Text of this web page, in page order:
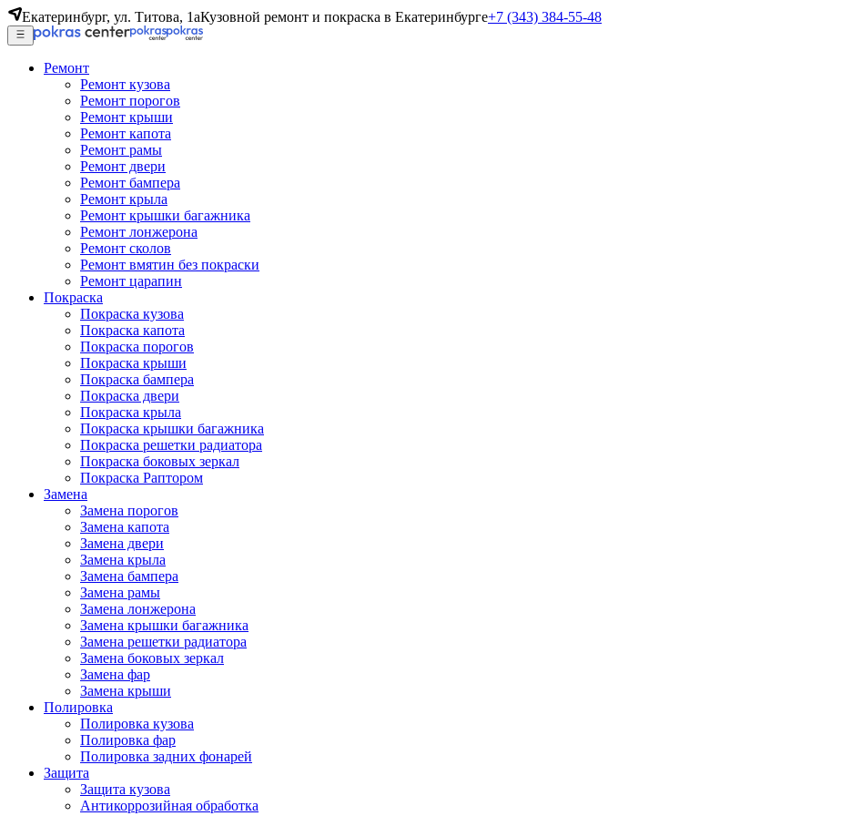
Екатеринбург, ул. Титова, 1аКузовной ремонт и покраска в Екатеринбурге+7 (343) 384-55-48
Ремонт
Ремонт кузова
Ремонт порогов
Ремонт крыши
Ремонт капота
Ремонт рамы
Ремонт двери
Ремонт бампера
Ремонт крыла
Ремонт крышки багажника
Ремонт лонжерона
Ремонт сколов
Ремонт вмятин без покраски
Ремонт царапин
Покраска
Покраска кузова
Покраска капота
Покраска порогов
Покраска крыши
Покраска бампера
Покраска двери
Покраска крыла
Покраска крышки багажника
Покраска решетки радиатора
Покраска боковых зеркал
Покраска Раптором
Замена
Замена порогов
Замена капота
Замена двери
Замена крыла
Замена бампера
Замена рамы
Замена лонжерона
Замена крышки багажника
Замена решетки радиатора
Замена боковых зеркал
Замена фар
Замена крыши
Полировка
Полировка кузова
Полировка фар
Полировка задних фонарей
Защита
Защита кузова
Антикоррозийная обработка